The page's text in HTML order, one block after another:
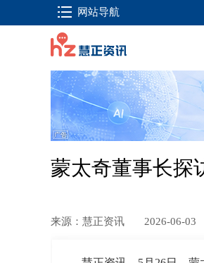
网站导航
蒙太奇董事长探
来源：慧正资讯 2026-06-03